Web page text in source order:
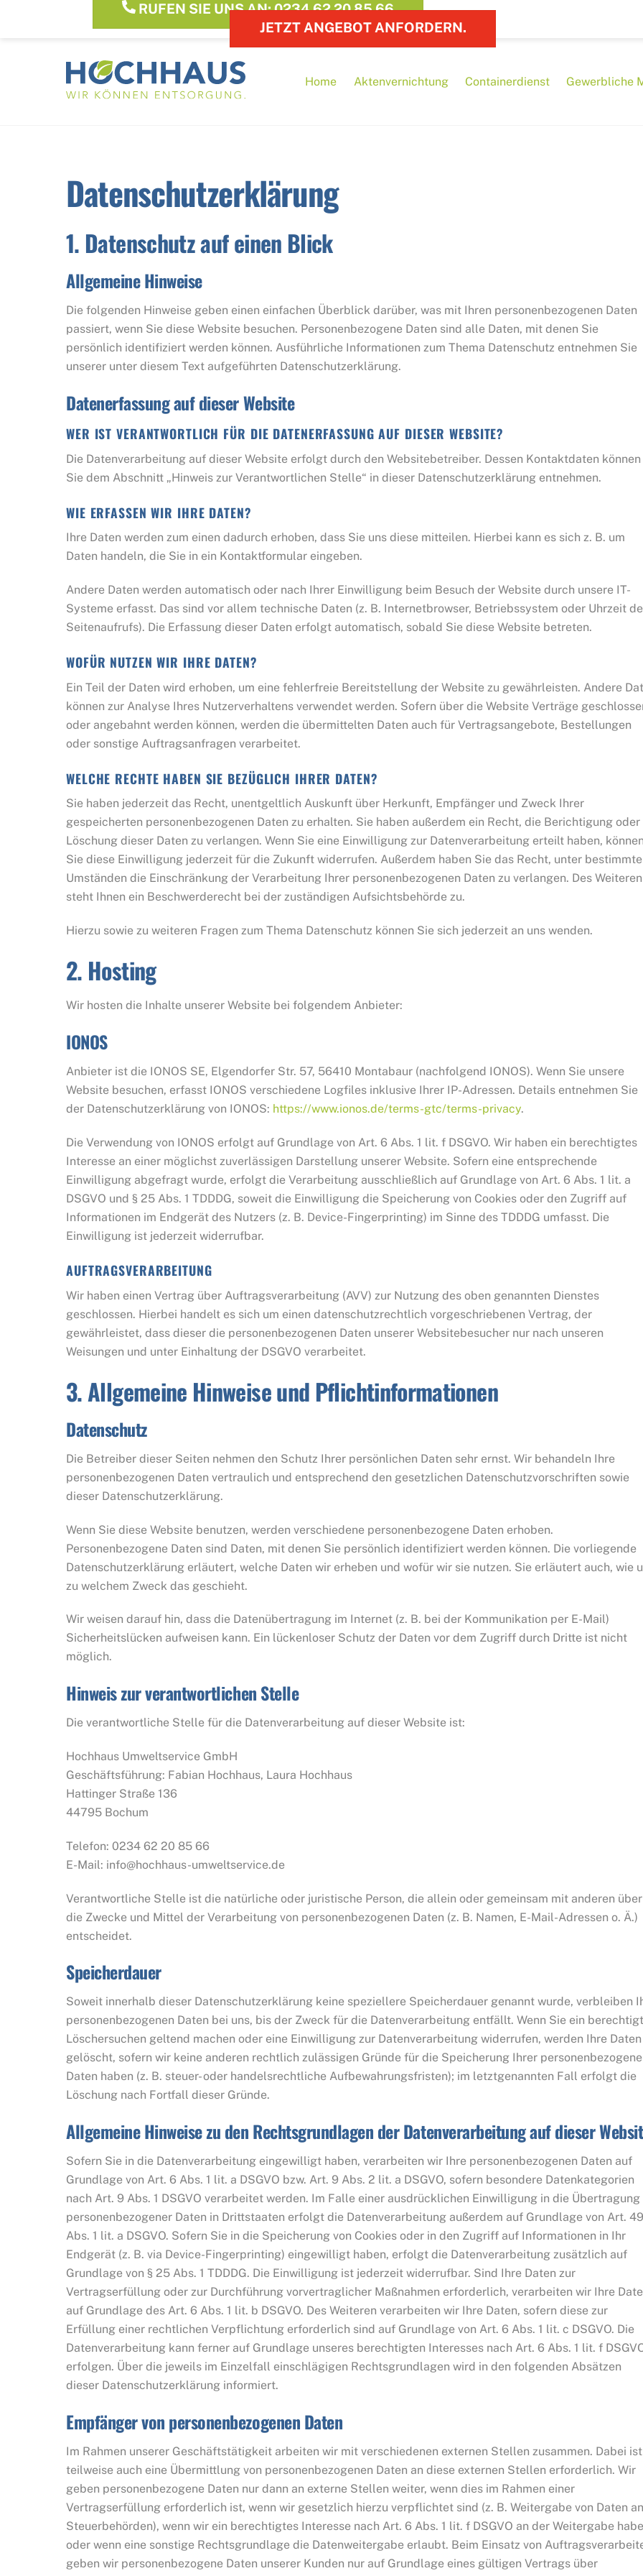
RUFEN SIE UNS AN: 0234 62 20 85 66
JETZT ANGEBOT ANFORDERN.
Home Aktenvernichtung Containerdienst Gewerbliche
Datenschutz­erklärung
1. Datenschutz auf einen Blick
Allgemeine Hinweise
Die folgenden Hinweise geben einen einfachen Überblick darüber, was mit Ihren personenbezogenen Daten
passiert, wenn Sie diese Website besuchen. Personenbezogene Daten sind alle Daten, mit denen Sie
persönlich identifiziert werden können. Ausführliche Informationen zum Thema Datenschutz entnehmen Sie
unserer unter diesem Text aufgeführten Datenschutzerklärung.
Datenerfassung auf dieser Website
WER IST VERANTWORTLICH FÜR DIE DATENERFASSUNG AUF DIESER WEBSITE?
Die Datenverarbeitung auf dieser Website erfolgt durch den Websitebetreiber. Dessen Kontaktdaten können
Sie dem Abschnitt „Hinweis zur Verantwortlichen Stelle“ in dieser Datenschutzerklärung entnehmen.
WIE ERFASSEN WIR IHRE DATEN?
Ihre Daten werden zum einen dadurch erhoben, dass Sie uns diese mitteilen. Hierbei kann es sich z. B. um
Daten handeln, die Sie in ein Kontaktformular eingeben.
Andere Daten werden automatisch oder nach Ihrer Einwilligung beim Besuch der Website durch unsere IT-
Systeme erfasst. Das sind vor allem technische Daten (z. B. Internetbrowser, Betriebssystem oder Uhrzeit
Seitenaufrufs). Die Erfassung dieser Daten erfolgt automatisch, sobald Sie diese Website betreten.
WOFÜR NUTZEN WIR IHRE DATEN?
Ein Teil der Daten wird erhoben, um eine fehlerfreie Bereitstellung der Website zu gewährleisten. Andere
können zur Analyse Ihres Nutzerverhaltens verwendet werden. Sofern über die Website Verträge
oder angebahnt werden können, werden die übermittelten Daten auch für Vertragsangebote, Bestellungen
oder sonstige Auftragsanfragen verarbeitet.
WELCHE RECHTE HABEN SIE BEZÜGLICH IHRER DATEN?
Sie haben jederzeit das Recht, unentgeltlich Auskunft über Herkunft, Empfänger und Zweck Ihrer
gespeicherten personenbezogenen Daten zu erhalten. Sie haben außerdem ein Recht, die Berichtigung oder
Löschung dieser Daten zu verlangen. Wenn Sie eine Einwilligung zur Datenverarbeitung erteilt haben,
Sie diese Einwilligung jederzeit für die Zukunft widerrufen. Außerdem haben Sie das Recht, unter
Umständen die Einschränkung der Verarbeitung Ihrer personenbezogenen Daten zu verlangen. Des Weiteren
steht Ihnen ein Beschwerderecht bei der zuständigen Aufsichtsbehörde zu.
Hierzu sowie zu weiteren Fragen zum Thema Datenschutz können Sie sich jederzeit an uns wenden.
2. Hosting
Wir hosten die Inhalte unserer Website bei folgendem Anbieter:
IONOS
Anbieter ist die IONOS SE, Elgendorfer Str. 57, 56410 Montabaur (nachfolgend IONOS). Wenn Sie unsere
Website besuchen, erfasst IONOS verschiedene Logfiles inklusive Ihrer IP-Adressen. Details entnehmen Sie
der Datenschutzerklärung von IONOS: https://www.ionos.de/terms-gtc/terms-privacy.
Die Verwendung von IONOS erfolgt auf Grundlage von Art. 6 Abs. 1 lit. f DSGVO. Wir haben ein berechtigtes
Interesse an einer möglichst zuverlässigen Darstellung unserer Website. Sofern eine entsprechende
Einwilligung abgefragt wurde, erfolgt die Verarbeitung ausschließlich auf Grundlage von Art. 6 Abs. 1 lit. a
DSGVO und § 25 Abs. 1 TDDDG, soweit die Einwilligung die Speicherung von Cookies oder den Zugriff auf
Informationen im Endgerät des Nutzers (z. B. Device-Fingerprinting) im Sinne des TDDDG umfasst. Die
Einwilligung ist jederzeit widerrufbar.
AUFTRAGSVERARBEITUNG
Wir haben einen Vertrag über Auftragsverarbeitung (AVV) zur Nutzung des oben genannten Dienstes
geschlossen. Hierbei handelt es sich um einen datenschutzrechtlich vorgeschriebenen Vertrag, der
gewährleistet, dass dieser die personenbezogenen Daten unserer Websitebesucher nur nach unseren
Weisungen und unter Einhaltung der DSGVO verarbeitet.
3. Allgemeine Hinweise und Pflicht­informationen
Datenschutz
Die Betreiber dieser Seiten nehmen den Schutz Ihrer persönlichen Daten sehr ernst. Wir behandeln Ihre
personenbezogenen Daten vertraulich und entsprechend den gesetzlichen Datenschutzvorschriften sowie
dieser Datenschutzerklärung.
Wenn Sie diese Website benutzen, werden verschiedene personenbezogene Daten erhoben.
Personenbezogene Daten sind Daten, mit denen Sie persönlich identifiziert werden können. Die vorliegende
Datenschutzerklärung erläutert, welche Daten wir erheben und wofür wir sie nutzen. Sie erläutert auch, wie
zu welchem Zweck das geschieht.
Wir weisen darauf hin, dass die Datenübertragung im Internet (z. B. bei der Kommunikation per E-Mail)
Sicherheitslücken aufweisen kann. Ein lückenloser Schutz der Daten vor dem Zugriff durch Dritte ist nicht
möglich.
Hinweis zur verantwortlichen Stelle
Die verantwortliche Stelle für die Datenverarbeitung auf dieser Website ist:
Hochhaus Umweltservice GmbH
Geschäftsführung: Fabian Hochhaus, Laura Hochhaus
Hattinger Straße 136
44795 Bochum
Telefon: 0234 62 20 85 66
E-Mail: info@hochhaus-umweltservice.de
Verantwortliche Stelle ist die natürliche oder juristische Person, die allein oder gemeinsam mit anderen über
die Zwecke und Mittel der Verarbeitung von personenbezogenen Daten (z. B. Namen, E-Mail-Adressen o. Ä.)
entscheidet.
Speicherdauer
Soweit innerhalb dieser Datenschutzerklärung keine speziellere Speicherdauer genannt wurde, verbleiben
personenbezogenen Daten bei uns, bis der Zweck für die Datenverarbeitung entfällt. Wenn Sie ein
Löschersuchen geltend machen oder eine Einwilligung zur Datenverarbeitung widerrufen, werden Ihre Daten
gelöscht, sofern wir keine anderen rechtlich zulässigen Gründe für die Speicherung Ihrer
Daten haben (z. B. steuer- oder handelsrechtliche Aufbewahrungsfristen); im letztgenannten Fall erfolgt die
Löschung nach Fortfall dieser Gründe.
Allgemeine Hinweise zu den Rechtsgrundlagen der Datenverarbeitung auf dieser
Sofern Sie in die Datenverarbeitung eingewilligt haben, verarbeiten wir Ihre personenbezogenen Daten auf
Grundlage von Art. 6 Abs. 1 lit. a DSGVO bzw. Art. 9 Abs. 2 lit. a DSGVO, sofern besondere Datenkategorien
nach Art. 9 Abs. 1 DSGVO verarbeitet werden. Im Falle einer ausdrücklichen Einwilligung in die Übertragung
personenbezogener Daten in Drittstaaten erfolgt die Datenverarbeitung außerdem auf Grundlage von Art. 49
Abs. 1 lit. a DSGVO. Sofern Sie in die Speicherung von Cookies oder in den Zugriff auf Informationen in Ihr
Endgerät (z. B. via Device-Fingerprinting) eingewilligt haben, erfolgt die Datenverarbeitung zusätzlich auf
Grundlage von § 25 Abs. 1 TDDDG. Die Einwilligung ist jederzeit widerrufbar. Sind Ihre Daten zur
Vertragserfüllung oder zur Durchführung vorvertraglicher Maßnahmen erforderlich, verarbeiten wir Ihre
auf Grundlage des Art. 6 Abs. 1 lit. b DSGVO. Des Weiteren verarbeiten wir Ihre Daten, sofern diese zur
Erfüllung einer rechtlichen Verpflichtung erforderlich sind auf Grundlage von Art. 6 Abs. 1 lit. c DSGVO. Die
Datenverarbeitung kann ferner auf Grundlage unseres berechtigten Interesses nach Art. 6 Abs. 1 lit. f
erfolgen. Über die jeweils im Einzelfall einschlägigen Rechtsgrundlagen wird in den folgenden Absätzen
dieser Datenschutzerklärung informiert.
Empfänger von personenbezogenen Daten
Im Rahmen unserer Geschäftstätigkeit arbeiten wir mit verschiedenen externen Stellen zusammen. Dabei ist
teilweise auch eine Übermittlung von personenbezogenen Daten an diese externen Stellen erforderlich. Wir
geben personenbezogene Daten nur dann an externe Stellen weiter, wenn dies im Rahmen einer
Vertragserfüllung erforderlich ist, wenn wir gesetzlich hierzu verpflichtet sind (z. B. Weitergabe von Daten an
Steuerbehörden), wenn wir ein berechtigtes Interesse nach Art. 6 Abs. 1 lit. f DSGVO an der Weitergabe
oder wenn eine sonstige Rechtsgrundlage die Datenweitergabe erlaubt. Beim Einsatz von
geben wir personenbezogene Daten unserer Kunden nur auf Grundlage eines gültigen Vertrags über